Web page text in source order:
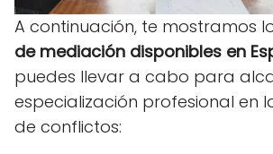
A continuación, te mostramos
de mediación disponibles en
puedes llevar a cabo para
especialización profesional en
de conflictos: